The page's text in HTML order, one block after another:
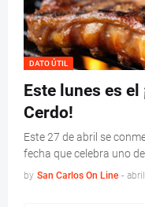
DATO ÚTIL
Este lunes es
Cerdo!
Este 27 de abril se
fecha que celebra uno de
by San Carlos On Line -